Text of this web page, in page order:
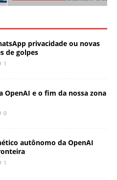
privacidade ou novas
de golpes
1
OpenAI e o fim da nossa zona
0
autônomo da OpenAI
1